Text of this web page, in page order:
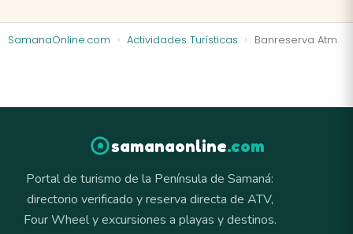
SamanaOnline.com Actividades Turísticas Banreserva Atm
samanaonline.com
Portal de turismo de la Península de Samaná:
directorio verificado y reserva directa de ATV,
Four Wheel y excursiones a playas y destinos.